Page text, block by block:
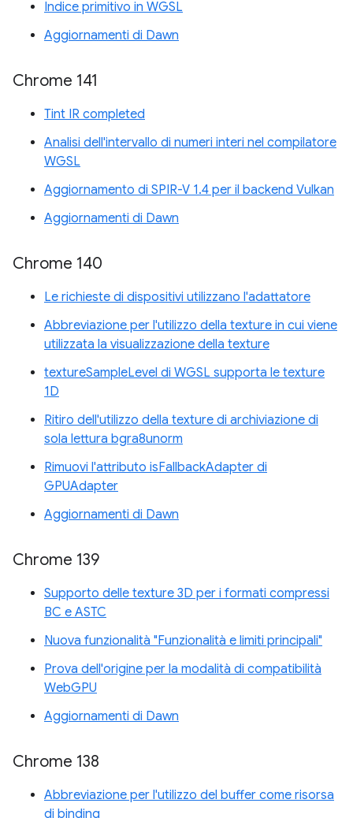
Indice primitivo in WGSL
Aggiornamenti di Dawn
Chrome 141
Tint IR completed
Analisi dell'intervallo di numeri interi nel compilatore
WGSL
Aggiornamento di SPIR-V 1.4 per il backend Vulkan
Aggiornamenti di Dawn
Chrome 140
Le richieste di dispositivi utilizzano l'adattatore
Abbreviazione per l'utilizzo della texture in cui viene
utilizzata la visualizzazione della texture
textureSampleLevel di WGSL supporta le texture
1D
Ritiro dell'utilizzo della texture di archiviazione di
sola lettura bgra8unorm
Rimuovi l'attributo isFallbackAdapter di
GPUAdapter
Aggiornamenti di Dawn
Chrome 139
Supporto delle texture 3D per i formati compressi
BC e ASTC
Nuova funzionalità "Funzionalità e limiti principali"
Prova dell'origine per la modalità di compatibilità
WebGPU
Aggiornamenti di Dawn
Chrome 138
Abbreviazione per l'utilizzo del buffer come risorsa
di binding